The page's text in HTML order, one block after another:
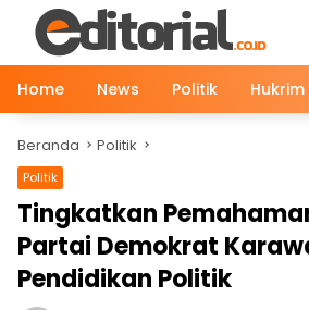
Langsung
konten
Home
News Politik Hukrim
Beranda Politik
Politik
Tingkatkan
Partai Demokrat
Pendidikan Politik